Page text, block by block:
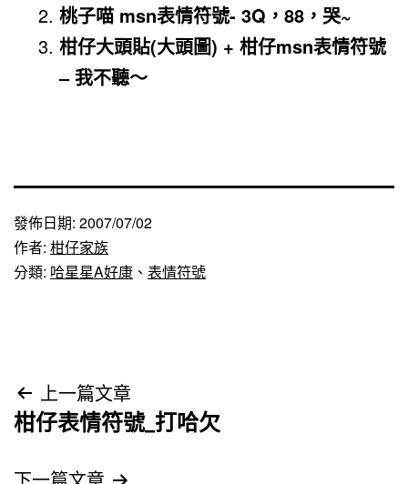
桃子喵 msn表情符號- 3Q，88，哭~
柑仔大頭貼(大頭圖) + 柑仔msn表情符號
– 我不聽～
發佈日期: 2007/07/02
作者: 柑仔家族
分類: 哈星星A好康 、 表情符號
文
章
上一篇文章
柑仔表情符號_打哈欠
下一篇文章